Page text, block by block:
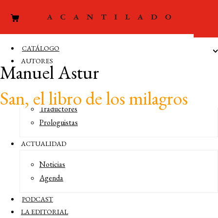
CATÁLOGO
AUTORES
Autores
Editores
Traductores
Prologuistas
ACTUALIDAD
Noticias
Agenda
PODCAST
LA EDITORIAL
Manuel Astur
San, el libro de los milagros
COMPRAR LIBRO 14 €
«Hay un instante en los serenos ocasos de verano en que
cualquiera diría que los objetos brillan, como si devolvieran